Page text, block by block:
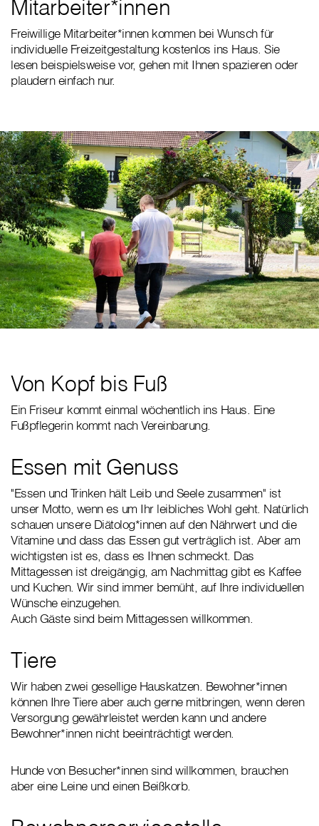
Mitarbeiter*innen
Freiwillige Mitarbeiter*innen kommen bei Wunsch für
individuelle Freizeitgestaltung kostenlos ins Haus. Sie
lesen beispielsweise vor, gehen mit Ihnen spazieren oder
plaudern einfach nur.
Von Kopf bis Fuß
Ein Friseur kommt einmal wöchentlich ins Haus. Eine
Fußpflegerin kommt nach Vereinbarung.
Essen mit Genuss
"Essen und Trinken hält Leib und Seele zusammen" ist
unser Motto, wenn es um Ihr leibliches Wohl geht. Natürlich
schauen unsere Diätolog*innen auf den Nährwert und die
Vitamine und dass das Essen gut verträglich ist. Aber am
wichtigsten ist es, dass es Ihnen schmeckt. Das
Mittagessen ist dreigängig, am Nachmittag gibt es Kaffee
und Kuchen. Wir sind immer bemüht, auf Ihre individuellen
Wünsche einzugehen.
Auch Gäste sind beim Mittagessen willkommen.
Tiere
Wir haben zwei gesellige Hauskatzen. Bewohner*innen
können Ihre Tiere aber auch gerne mitbringen, wenn deren
Versorgung gewährleistet werden kann und andere
Bewohner*innen nicht beeinträchtigt werden.
Hunde von Besucher*innen sind willkommen, brauchen
aber eine Leine und einen Beißkorb.